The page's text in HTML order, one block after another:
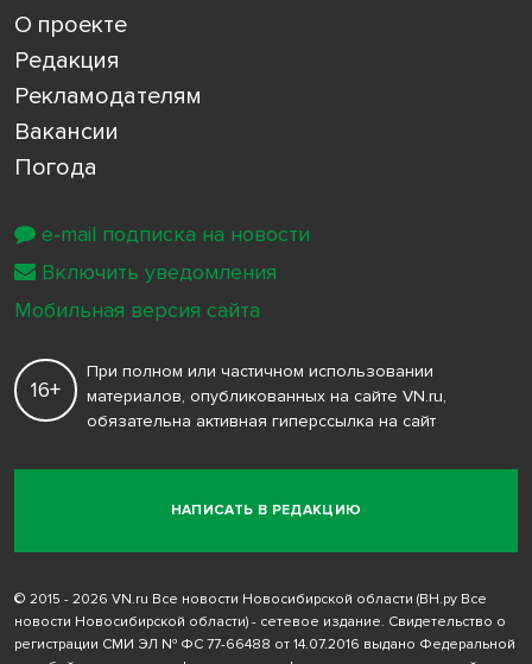
О проекте
Редакция
Рекламодателям
Вакансии
Погода
НАПИСАТЬ В РЕДАКЦИЮ
16+
При полном или частичном использовании
материалов, опубликованных на сайте VN.ru,
обязательна активная гиперссылка на сайт
© 2015 - 2026 VN.ru Все новости Новосибирской области (ВН.ру Все
новости Новосибирской области) - сетевое издание. Свидетельство о
регистрации СМИ ЭЛ № ФС 77-66488 от 14.07.2016 выдано Федеральной
e-mail подписка на новости
Включить уведомления
Мобильная версия сайта